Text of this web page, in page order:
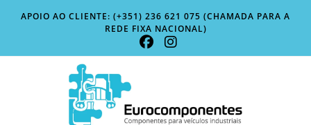
APOIO AO CLIENTE: (+351) 236 621 075 (CHAMADA PARA A
REDE FIXA NACIONAL)